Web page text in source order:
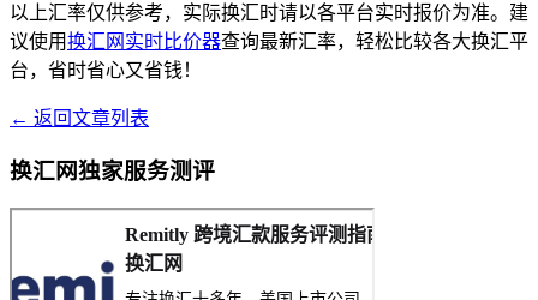
以上汇率仅供参考，实际换汇时请以各平台实时报价为准。建
议使用换汇网实时比价器查询最新汇率，轻松比较各大换汇平
台，省时省心又省钱！
← 返回文章列表
换汇网独家服务测评